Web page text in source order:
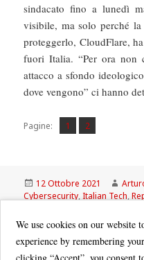
sindacato fino a lunedì
visibile, ma solo perché
proteggerlo, CloudFlare,
fuori Italia. “Per ora non
attacco a sfondo
dove vengono” ci hanno
Pagine: Pagina
1 ,
Pagina
2
Scritto
il
12 Ottobre 2021
Cybersecurity,Italian Tech,
We use cookies on our website
experience by remembering